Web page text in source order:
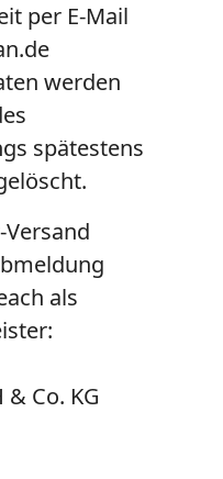
per E-Mail
werden
spätestens
als
Co. KG